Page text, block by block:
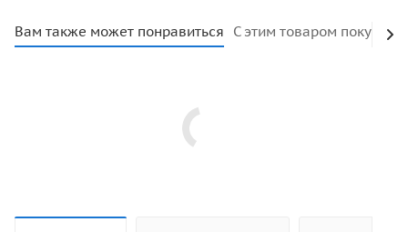
Вам также может понравиться С этим товаром покупают